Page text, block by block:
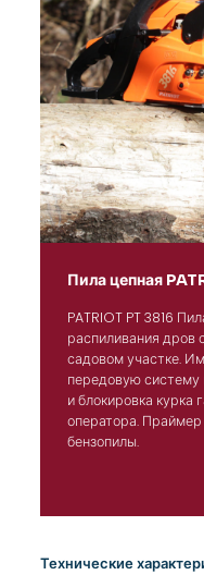
Пила цепная
PATRIOT PT 3816
распиливания дров
садовом участке.
передовую систему
и блокировка курка
оператора. Праймер
бензопилы.
Технические